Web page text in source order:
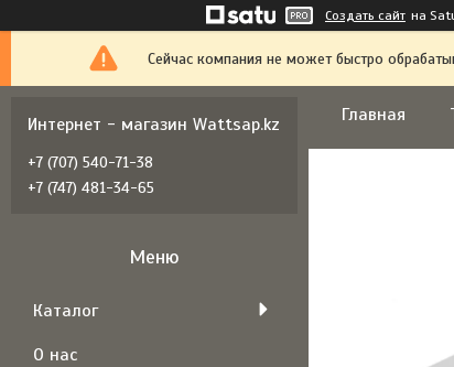
Создать сайт на
Сейчас компания не может быстро
Главная
Интернет - магазин Wattsap.kz
+7 (707) 540-71-38
+7 (747) 481-34-65
Каталог
О нас